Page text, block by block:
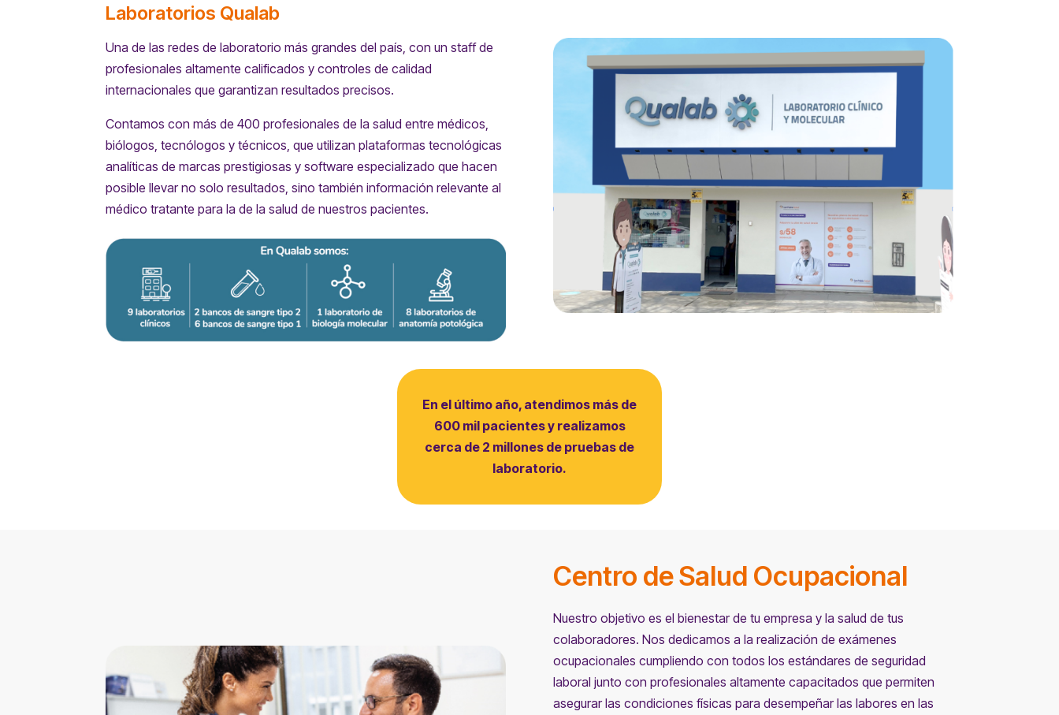
Laboratorios Qualab
Una de las redes de laboratorio más grandes del país, con un staff de
profesionales altamente calificados y controles de calidad
internacionales que garantizan resultados precisos.
Contamos con más de 400 profesionales de la salud entre médicos,
biólogos, tecnólogos y técnicos, que utilizan plataformas tecnológicas
analíticas de marcas prestigiosas y software especializado que hacen
posible llevar no solo resultados, sino también información relevante al
médico tratante para la de la salud de nuestros pacientes.
En el último año, atendimos más de
600 mil pacientes y realizamos
cerca de 2 millones de pruebas de
laboratorio.
Centro de Salud Ocupacional
Nuestro objetivo es el bienestar de tu empresa y la salud de tus
colaboradores. Nos dedicamos a la realización de exámenes
ocupacionales cumpliendo con todos los estándares de seguridad
laboral junto con profesionales altamente capacitados que permiten
asegurar las condiciones físicas para desempeñar las labores en las